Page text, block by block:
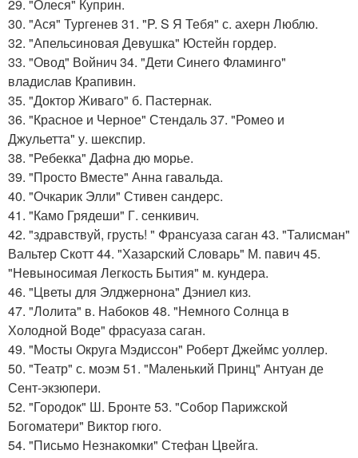
29. "Олеся" Куприн.
30. "Ася" Тургенев 31. "P. S Я Тебя" с. ахерн Люблю.
32. "Апельсиновая Девушка" Юстейн гордер.
33. "Овод" Войнич 34. "Дети Синего Фламинго"
владислав Крапивин.
35. "Доктор Живаго" б. Пастернак.
36. "Красное и Черное" Стендаль 37. "Ромео и
Джульетта" у. шекспир.
38. "Ребекка" Дафна дю морье.
39. "Просто Вместе" Анна гавальда.
40. "Очкарик Элли" Стивен сандерс.
41. "Камо Грядеши" Г. сенкивич.
42. "здравствуй, грусть! " Франсуаза саган 43. "Талисман"
Вальтер Скотт 44. "Хазарский Словарь" М. павич 45.
"Невыносимая Легкость Бытия" м. кундера.
46. "Цветы для Элджернона" Дэниел киз.
47. "Лолита" в. Набоков 48. "Немного Солнца в
Холодной Воде" фрасуаза саган.
49. "Мосты Округа Мэдиссон" Роберт Джеймс уоллер.
50. "Театр" с. моэм 51. "Маленький Принц" Антуан де
Сент-экзюпери.
52. "Городок" Ш. Бронте 53. "Собор Парижской
Богоматери" Виктор гюго.
54. "Письмо Незнакомки" Стефан Цвейга.